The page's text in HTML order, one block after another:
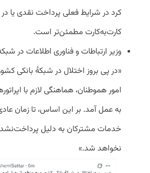
کرد در شرایط فعلی پرداخت نقدی یا
کارت‌به‌کارت مطمئن‌تر است.
وزیر ارتباطات و فناوری اطلاعات در
«در پی بروز اختلال در شبکهٔ بانکی
امور هموطنان، هماهنگی لازم با
به عمل آمد. بر این اساس، تا زمان
خدمات مشترکان به دلیل
نخواهد شد.»